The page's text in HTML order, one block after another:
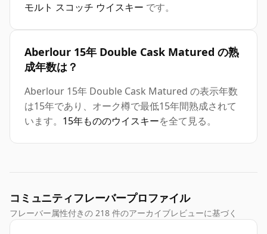
モルト スコッチ ウイスキー です。
Aberlour 15年 Double Cask Matured の熟
成年数は？
Aberlour 15年 Double Cask Matured の表示年数
は15年であり、オーク樽で最低15年間熟成されて
います。 15年もののウイスキーを全て見る。
コミュニティフレーバープロファイル
フレーバー属性付きの 218 件のアーカイブレビューに基づく